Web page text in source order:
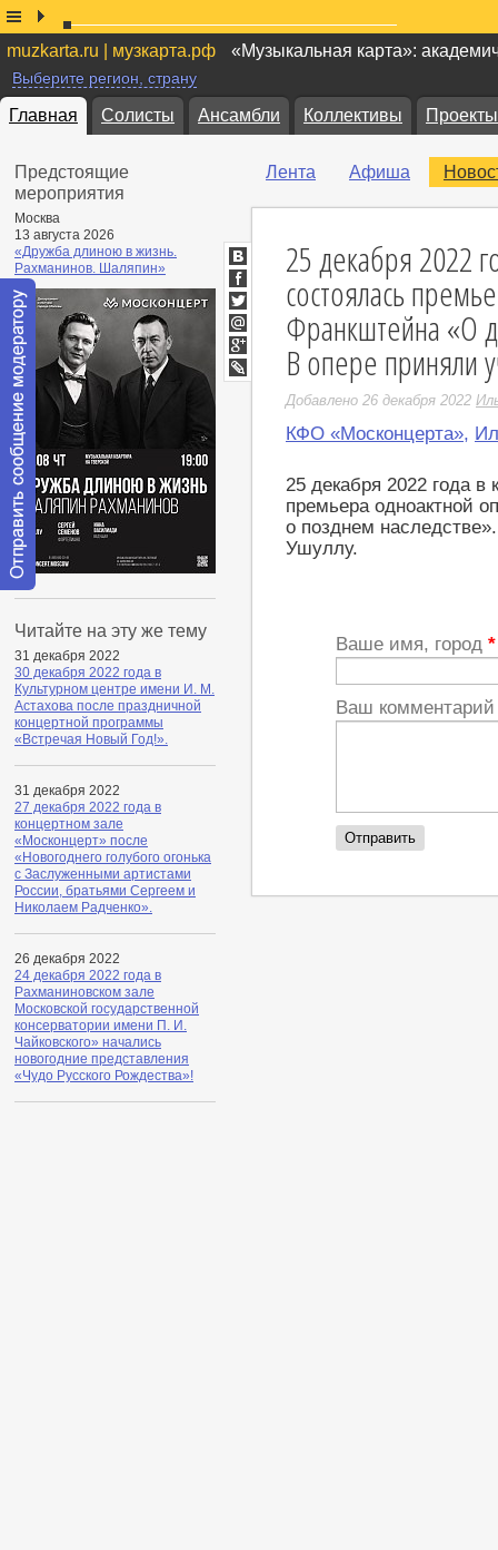
muzkarta.ru | музкарта.рф «Музыкальная карта»:
Выберите регион, страну
Главная Солисты Ансамбли Коллективы Проекты
Предстоящие
мероприятия
Москва
13 августа 2026
«Дружба длиною в жизнь.
Рахманинов. Шаляпин»
Читайте на эту же тему
31 декабря 2022
30 декабря 2022 года в
Культурном центре имени И. М.
Астахова после праздничной
концертной программы
«Встречая Новый Год!».
31 декабря 2022
27 декабря 2022 года в
концертном зале
«Москонцерт» после
«Новогоднего голубого огонька
с Заслуженными артистами
России, братьями Сергеем и
Николаем Радченко».
26 декабря 2022
24 декабря 2022 года в
Рахманиновском зале
Московской государственной
консерватории имени П. И.
Чайковского» начались
новогодние представления
«Чудо Русского Рождества»!
Лента Афиша
25 декабря 2022
состоялась
Франкштейна «О
В опере приняли
Добавлено 26 декабря 2022
КФО «Москонцерта»,
25 декабря 2022 года
премьера одноактной
о позднем
Ушуллу.
ВКонтакте
Facebook
Twitter
Мой
Мир
Google+
LiveJournal
Ваше имя, город *
Ваш
Отправить
модератору